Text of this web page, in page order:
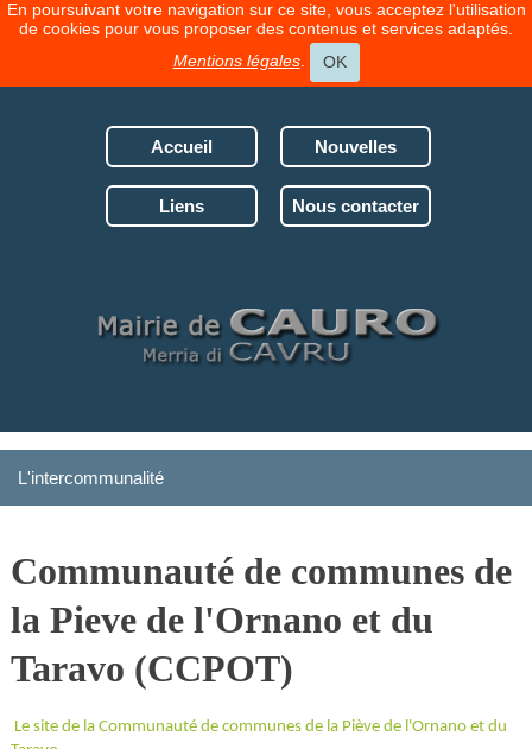
En poursuivant votre navigation sur ce site, vous acceptez l'utilisation
de cookies pour vous proposer des contenus et services adaptés.
Mentions légales. OK
Accueil Nouvelles
Liens Nous contacter
L'intercommunalité
Communauté de communes de
la Pieve de l'Ornano et du
Taravo (CCPOT)
Le site de la Communauté de communes de la Piève de l'Ornano et du